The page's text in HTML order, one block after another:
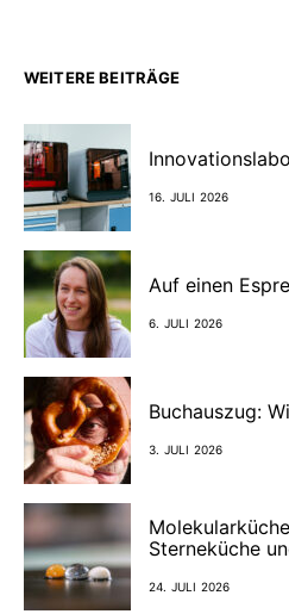
WEITERE BEITRÄGE
16. JULI 2026
Auf einen
6. JULI 2026
Buchauszug:
3. JULI 2026
Sterneküche
24. JULI 2026